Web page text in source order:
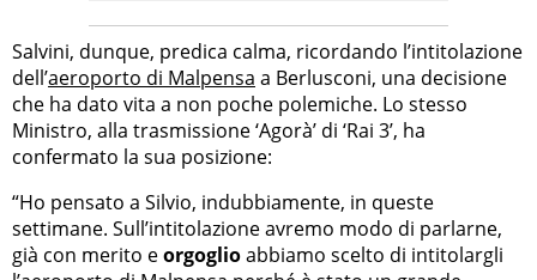
Salvini, dunque, predica calma, ricordando l’intitolazione
dell’aeroporto di Malpensa a Berlusconi, una decisione
che ha dato vita a non poche polemiche. Lo stesso
Ministro, alla trasmissione ‘Agorà’ di ‘Rai 3’, ha
confermato la sua posizione:
“Ho pensato a Silvio, indubbiamente, in queste
settimane. Sull’intitolazione avremo modo di parlarne,
già con merito eorgoglioabbiamo scelto di intitolargli